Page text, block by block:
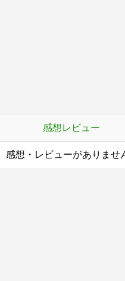
感想レビュー
感想・レビューがありませ